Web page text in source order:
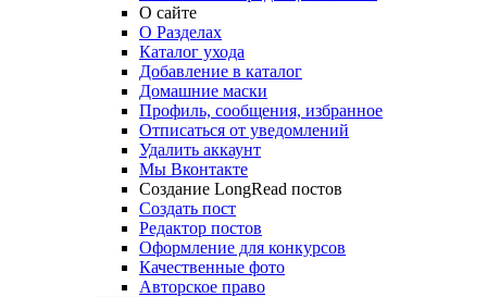
О сайте
О Разделах
Каталог ухода
Добавление в каталог
Домашние маски
Профиль, сообщения, избранное
Отписаться от уведомлений
Удалить аккаунт
Мы Вконтакте
Создание LongRead постов
Создать пост
Редактор постов
Оформление для конкурсов
Качественные фото
Авторское право